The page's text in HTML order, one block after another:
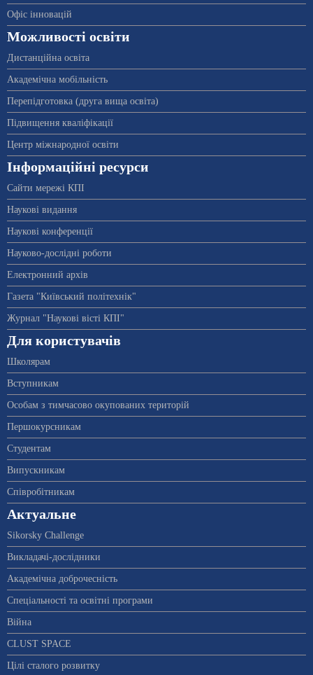
Офіс інновацій
Можливості освіти
Дистанційна освіта
Академічна мобільність
Перепідготовка (друга вища освіта)
Підвищення кваліфікації
Центр міжнародної освіти
Інформаційні ресурси
Сайти мережі КПІ
Наукові видання
Наукові конференції
Науково-дослідні роботи
Електронний архів
Газета "Київський політехнік"
Журнал "Наукові вісті КПІ"
Для користувачів
Школярам
Вступникам
Особам з тимчасово окупованих територій
Першокурсникам
Студентам
Випускникам
Співробітникам
Актуальне
Sikorsky Challenge
Викладачі-дослідники
Академічна доброчесність
Спеціальності та освітні програми
Війна
CLUST SPACE
Цілі сталого розвитку